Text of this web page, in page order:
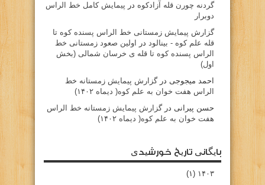
گردنه چورن قله آزادكوه در پیمایش کامل خط الراس
دوبرار
گزارش پیمایش زمستانی خط الراس پسنده کوه تا
قله علم کوه - بينالود در
اولین صعود زمستانی خط
الراس پسنده کوه تا قله ی خرسان شمالی (بخش
اول)
احمد میجوجی درگزارش پیمایش زمستانه خط
الراس هفت خوان به علم کوه( دیماه ۱۴۰۲)
حسن پیرانی درگزارش پیمایش زمستانه خط الراس
هفت خوان به علم کوه( دیماه ۱۴۰۲)
بایگانی تاریخ خورشیدی
۱۴۰۳ (۱)